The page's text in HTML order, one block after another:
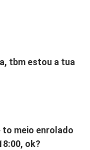
tbm estou a tua
to meio enrolado
ok?